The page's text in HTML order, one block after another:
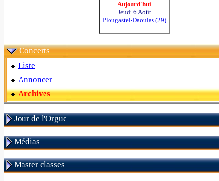
Aujourd'hui
Jeudi 6 Août
Plougastel-Daoulas (29)
Concerts
Liste
Annoncer
Archives
Jour de l'Orgue
Médias
Master classes